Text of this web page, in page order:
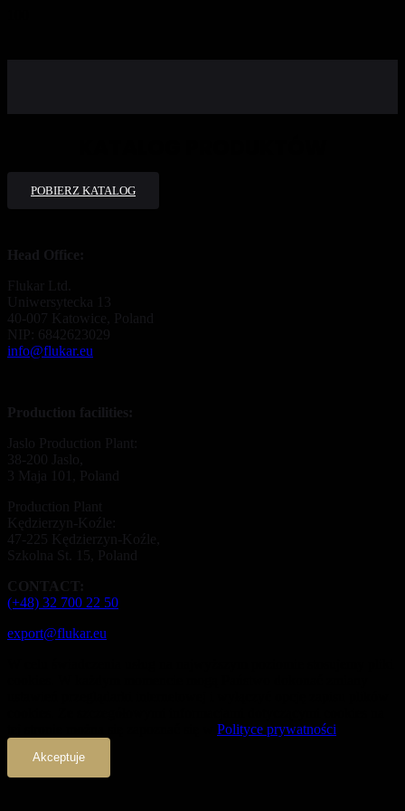
POBIERZ KATALOG
Head Office:
Flukar Ltd.
Uniwersytecka 13
40-007 Katowice, Poland
NIP: 6842623029
info@flukar.eu
Production facilities:
Jaslo Production Plant:
38-200 Jaslo,
3 Maja 101, Poland
Production Plant
Kędzierzyn-Koźle:
47-225 Kędzierzyn-Koźle,
Szkolna St. 15, Poland
CONTACT:
(+48) 32 700 22 50
export@flukar.eu
Polityce prywatności
Akceptuje